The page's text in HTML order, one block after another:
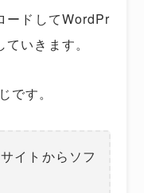
ドしてWordPr
いきます。
です。
イトからソフ